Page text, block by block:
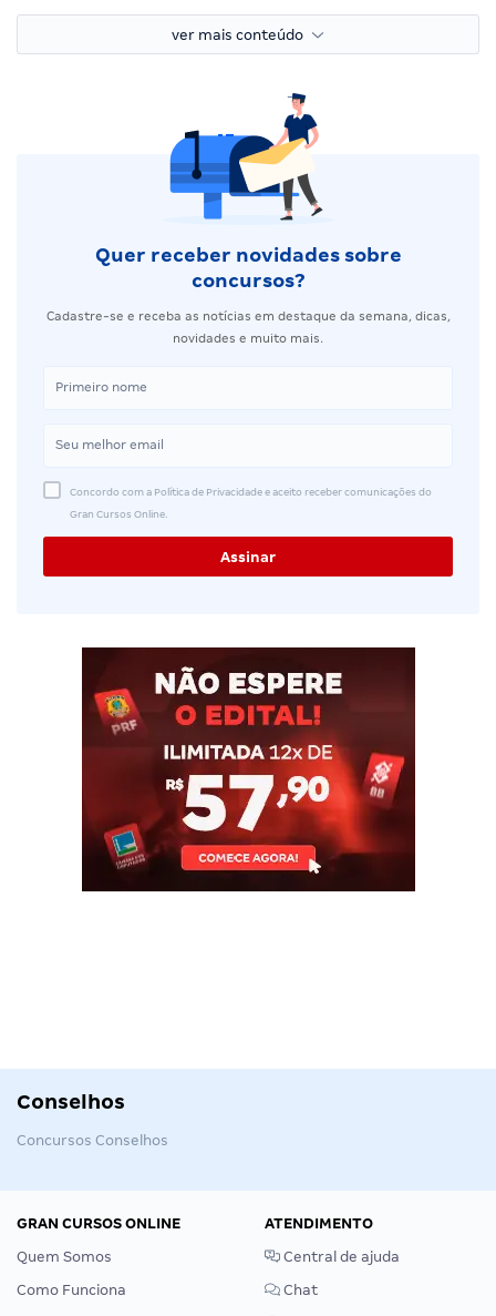
ver mais conteúdo
Quer receber novidades sobre
concursos?
Cadastre-se e receba as notícias em destaque da semana, dicas,
novidades e muito mais.
Concordo com a Política de Privacidade e aceito receber comunicações do
Gran Cursos Online.
Conselhos
Concursos Conselhos
GRAN CURSOS ONLINE
Quem Somos
Como Funciona
ATENDIMENTO
Central de ajuda
Chat